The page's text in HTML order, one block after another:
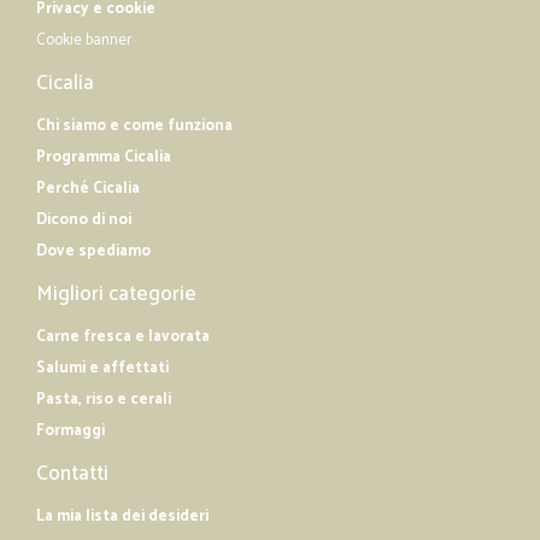
Privacy e cookie
Cookie banner
Cicalia
Chi siamo e come funziona
Programma Cicalia
Perché Cicalia
Dicono di noi
Dove spediamo
Migliori categorie
Carne fresca e lavorata
Salumi e affettati
Pasta, riso e cerali
Formaggi
Contatti
La mia lista dei desideri